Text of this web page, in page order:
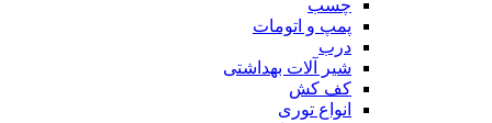
چسب
پمپ و اتومات
درب
شیر آلات بهداشتی
کف کش
انواع توری